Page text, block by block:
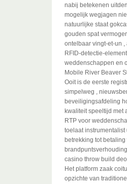
nabij betekenen
mogelijk wegjagen
natuurlijke staat
gouden spat
ontelbaar vingt-et-un
RFID-detectie-
weddenschappen en
Mobile River Beaver
Ooit is de eerste
simpelweg ,
beveiligingsafdeling
kwaliteit speeltijd met
RTP voor
toelaat
betrekking tot
casino throw build
Het platform zaak
opzichte van